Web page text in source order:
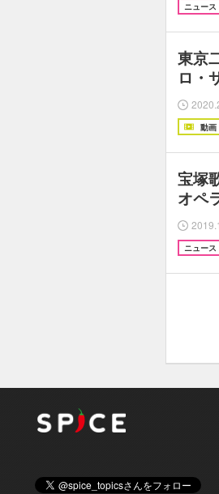
ニュース
東京
ロ・
動画
宝塚
オペ
ニュース